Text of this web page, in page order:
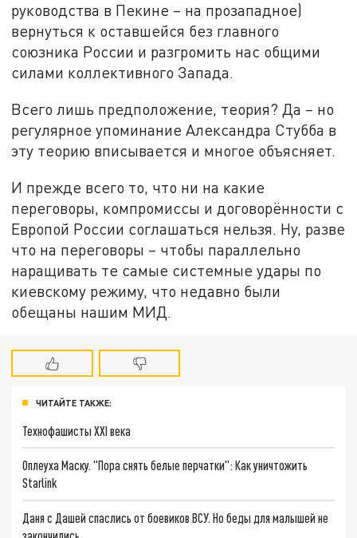
руководства в Пекине – на прозападное)
вернуться к оставшейся без главного
союзника России и разгромить нас общими
силами коллективного Запада.
Всего лишь предположение, теория? Да – но
регулярное упоминание Александра Стубба в
эту теорию вписывается и многое объясняет.
И прежде всего то, что ни на какие
переговоры, компромиссы и договорённости с
Европой России соглашаться нельзя. Ну, разве
что на переговоры – чтобы параллельно
наращивать те самые системные удары по
киевскому режиму, что недавно были
обещаны нашим МИД.
ЧИТАЙТЕ ТАКЖЕ:
Технофашисты XXI века
Оплеуха Маску. "Пора снять белые перчатки": Как уничтожить
Starlink
Даня с Дашей спаслись от боевиков ВСУ. Но беды для малышей не